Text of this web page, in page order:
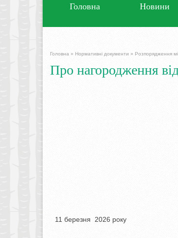
Головна Новини
Головна » Нормативні документи » Розпорядження
Про нагородження
11 березня 2026 року